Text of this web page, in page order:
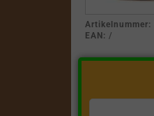
Artikelnummer:
EAN: /